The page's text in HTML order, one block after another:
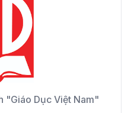
"Giáo Dục Việt Nam"